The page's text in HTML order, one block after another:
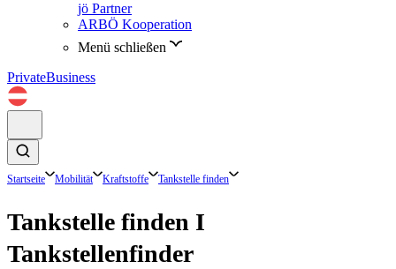
jö Partner
ARBÖ Kooperation
Menü schließen
PrivateBusiness
Startseite Mobilität Kraftstoffe Tankstelle finden
Tankstelle finden I
Tankstellenfinder